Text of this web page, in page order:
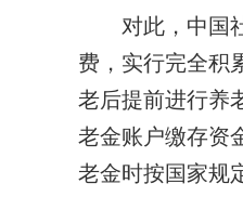
对此，中国社
费，实行完全积
老后提前进行养
老金账户缴存资
老金时按国家规